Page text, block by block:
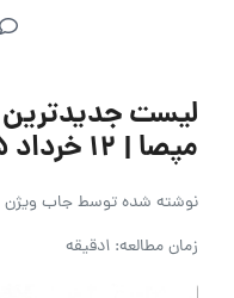
لیست
مپصا | ۱۲ خرداد ۱۴۰۵
نوشته شده توسطجاب ویژن
زمان مطالعه: 1دقیقه